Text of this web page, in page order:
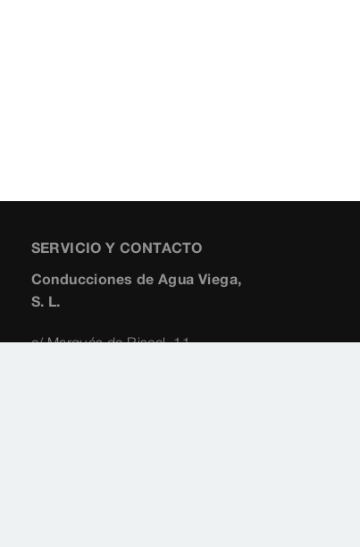
SERVICIO Y CONTACTO
Conducciones de Agua Viega,
S. L.
c/ Marqués de Riscal, 11-